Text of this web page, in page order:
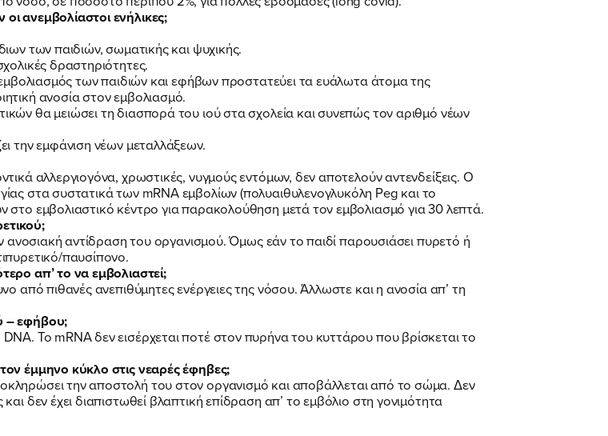
ΕΙΜΑΙ
ΚΙ ΕΣΥ
ανεμβολίαστοι ενήλικες;
των παιδιών, σωματικής και ψυχικής.
δραστηριότητες.
των παιδιών και εφήβων προστατεύει τα ευάλωτα άτομα της
ανοσία στον εμβολιασμό.
θα μειώσει τη διασπορά του ιού στα σχολεία και συνεπώς τον αριθμό νέων
την εμφάνιση νέων μεταλλάξεων.
αλλεργιογόνα, χρωστικές, νυγμούς εντόμων, δεν αποτελούν αντενδείξεις. Ο
στα συστατικά των mRNA εμβολίων (πολυαιθυλενογλυκόλη Peg και το
στο εμβολιαστικό κέντρο για παρακολούθηση μετά τον εμβολιασμό για 30 λεπτά.
ανοσιακή αντίδραση του οργανισμού. Όμως εάν το παιδί παρουσιάσει πυρετό ή
παυσίπονο.
απ’ το να εμβολιαστεί;
από πιθανές ανεπιθύμητες ενέργειες της νόσου. Άλλωστε και η ανοσία απ’ τη
– εφήβου;
Το mRNA δεν εισέρχεται ποτέ στον πυρήνα του κυττάρου που βρίσκεται το
έμμηνο κύκλο στις νεαρές έφηβες;
την αποστολή του στον οργανισμό και αποβάλλεται από το σώμα. Δεν
δεν έχει διαπιστωθεί βλαπτική επίδραση απ’ το εμβόλιο στη γονιμότητα